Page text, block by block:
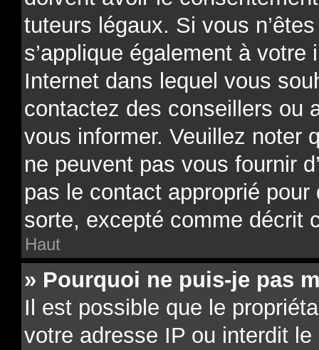
tuteurs légaux. Si vous
s’applique également à
Internet dans lequel vous
contactez des conseillers ou
vous informer. Veuillez noter
ne peuvent pas vous fournir
pas le contact approprié
sorte, excepté comme décrit
Haut
» Pourquoi ne puis-je pas
Il est possible que le
votre adresse IP ou interdit